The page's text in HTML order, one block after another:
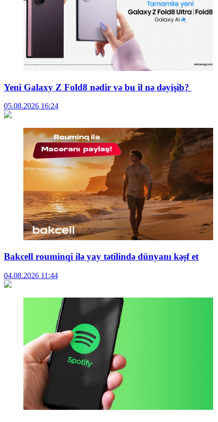
Yeni Galaxy Z Fold8 nədir və bu il nə dəyişib?
05.08.2026 16:24
Bakcell rouminqi ilə yay tətilində dünyanı kəşf et
04.08.2026 11:44